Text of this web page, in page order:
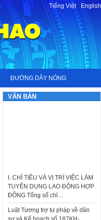
Tiếng Việt-English
ĐƯỜNG DÂY NÓNG
VĂN BẢN
TUYỂN DỤNG LAO ĐỘNG HỢP
ĐỒNG Tổng số chỉ…
Luật Tương trợ tư pháp về dân
sự và Kế hoạch số 187KH-